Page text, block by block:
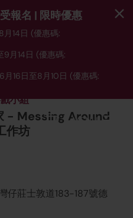
報名 | 限時優惠
月14日 (優惠碼:
9月14日 (優惠碼:
6月16日至8月10日 (優惠碼:
瀏覽課程列表
MENU
小組
- Messing Around
作坊
仔莊士敦道183-187號德